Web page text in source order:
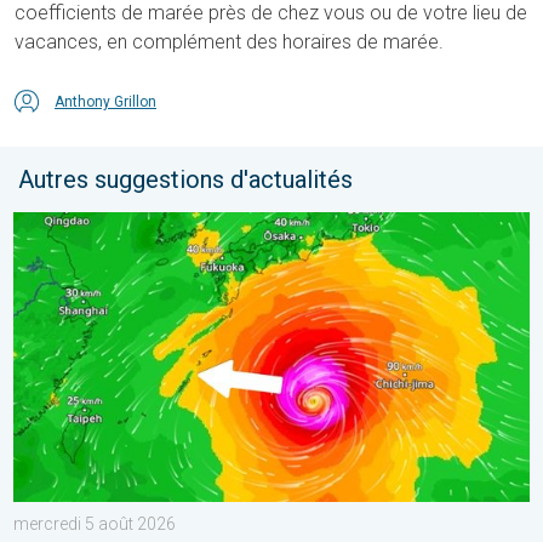
coefficients de marée près de chez vous ou de votre lieu de
vacances, en complément des horaires de marée.
Anthony Grillon
Autres suggestions d'actualités
Le Japon prépare l'arrivée d'un typhon. Glissements de
mercredi 5 août 2026